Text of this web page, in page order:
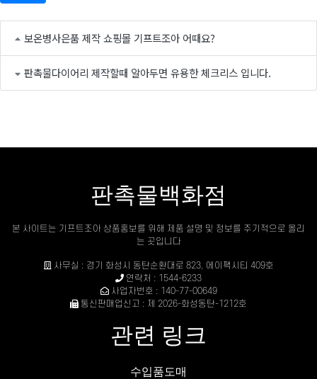
보온병사은품 제작 쇼핑몰 기프트조아 어때요?
판촉물다이어리 제작할때 알아두면 유용한 체크리스 입니다.
판촉물백화점
본 사이트는 기프트조아 상품홍보를 위해 제품 설명 및 정보를 주기적으로 올리
는 곳입니다
사무실 : 경기 화성시 동탄순환대로 823, 에이팩시티 409호
연락처 : 1544-6233
사업자번호 : 140-77-00649
통신판매업신고 : 제 2026-화성동탄-1212호
관련 링크
수입품도매